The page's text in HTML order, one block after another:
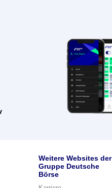
Weitere Websites der
Gruppe Deutsche
Börse